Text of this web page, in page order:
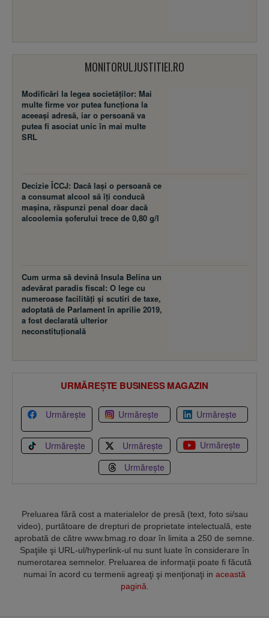
MONITORULJUSTITIEI.RO
Modificări la legea societăţilor: Mai
multe firme vor putea funcţiona la
aceeaşi adresă, iar o persoană va
putea fi asociat unic în mai multe
SRL
Decizie ÎCCJ: Dacă laşi o persoană ce
a consumat alcool să îţi conducă
maşina, răspunzi penal doar dacă
alcoolemia şoferului trece de 0,80 g/l
Cum urma să devină Insula Belina un
adevărat paradis fiscal: O lege cu
numeroase facilităţi şi scutiri de taxe,
adoptată de Parlament în aprilie 2019,
a fost declarată ulterior
neconstituţională
URMĂREȘTE BUSINESS MAGAZIN
Urmărește Urmărește Urmărește
Urmărește Urmărește
Urmărește
Urmărește
Preluarea fără cost a materialelor de presă (text, foto si/sau
video), purtătoare de drepturi de proprietate intelectuală, este
aprobată de către www.bmag.ro doar în limita a 250 de semne.
Spaţiile şi URL-ul/hyperlink-ul nu sunt luate în considerare în
numerotarea semnelor. Preluarea de informaţii poate fi făcută
numai în acord cu termenii agreaţi şi menţionaţi in această
pagină